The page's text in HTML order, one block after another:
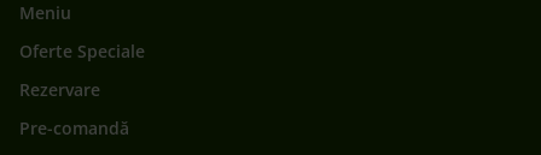
Meniu
Oferte Speciale
Rezervare
Pre-comandă